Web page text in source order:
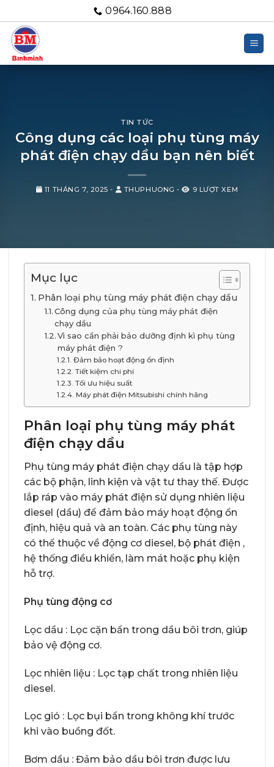
qua
nội
dung
0964.160.888
TIN TỨC
Công dụng các loại phụ tùng máy
phát điện chạy dầu bạn nên biết
11 THÁNG 7, 2025 - THUPHUONG - 9 LƯỢT XEM
Mục lục
Phân loại phụ tùng máy phát điện chạy dầu
Công dụng của phụ tùng máy phát điện
chạy dầu
Vì sao cần phải bảo dưỡng định kì phụ tùng
máy phát điện ?
Đảm bảo hoạt động ổn định
Tiết kiệm chi phí
Tối ưu hiệu suất
Máy phát điện Mitsubishi chính hãng
Phân loại phụ tùng máy phát
điện chạy dầu
Phụ tùng máy phát điện chạy dầu là tập hợp
các bộ phận, linh kiện và vật tư thay thế. Được
lắp ráp vào máy phát điện sử dụng nhiên liệu
diesel (dầu) để đảm bảo máy hoạt động ổn
định, hiệu quả và an toàn. Các phụ tùng này
có thể thuộc về động cơ diesel, bộ phát điện ,
hệ thống điều khiển, làm mát hoặc phụ kiện
hỗ trợ.
Phụ tùng động cơ
Lọc dầu : Lọc cặn bẩn trong dầu bôi trơn, giúp
bảo vệ động cơ.
Lọc nhiên liệu : Lọc tạp chất trong nhiên liệu
diesel.
Lọc gió : Lọc bụi bẩn trong không khí trước
khi vào buồng đốt.
Bơm dầu : Đảm bảo dầu bôi trơn được lưu